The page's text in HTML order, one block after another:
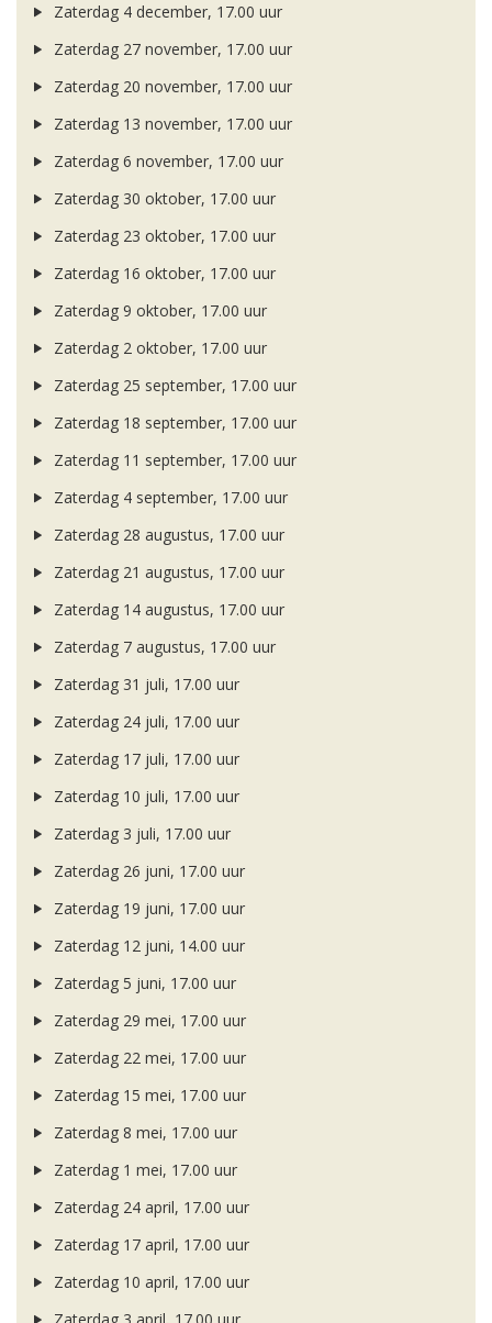
Zaterdag 4 december, 17.00 uur
Zaterdag 27 november, 17.00 uur
Zaterdag 20 november, 17.00 uur
Zaterdag 13 november, 17.00 uur
Zaterdag 6 november, 17.00 uur
Zaterdag 30 oktober, 17.00 uur
Zaterdag 23 oktober, 17.00 uur
Zaterdag 16 oktober, 17.00 uur
Zaterdag 9 oktober, 17.00 uur
Zaterdag 2 oktober, 17.00 uur
Zaterdag 25 september, 17.00 uur
Zaterdag 18 september, 17.00 uur
Zaterdag 11 september, 17.00 uur
Zaterdag 4 september, 17.00 uur
Zaterdag 28 augustus, 17.00 uur
Zaterdag 21 augustus, 17.00 uur
Zaterdag 14 augustus, 17.00 uur
Zaterdag 7 augustus, 17.00 uur
Zaterdag 31 juli, 17.00 uur
Zaterdag 24 juli, 17.00 uur
Zaterdag 17 juli, 17.00 uur
Zaterdag 10 juli, 17.00 uur
Zaterdag 3 juli, 17.00 uur
Zaterdag 26 juni, 17.00 uur
Zaterdag 19 juni, 17.00 uur
Zaterdag 12 juni, 14.00 uur
Zaterdag 5 juni, 17.00 uur
Zaterdag 29 mei, 17.00 uur
Zaterdag 22 mei, 17.00 uur
Zaterdag 15 mei, 17.00 uur
Zaterdag 8 mei, 17.00 uur
Zaterdag 1 mei, 17.00 uur
Zaterdag 24 april, 17.00 uur
Zaterdag 17 april, 17.00 uur
Zaterdag 10 april, 17.00 uur